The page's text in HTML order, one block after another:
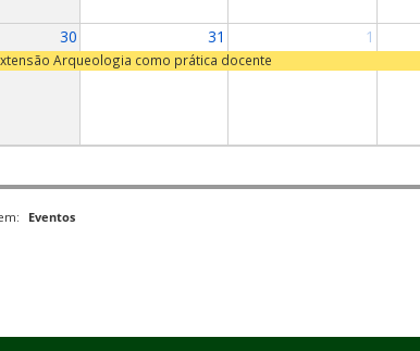
30 31 1
Arqueologia como prática docente
Eventos